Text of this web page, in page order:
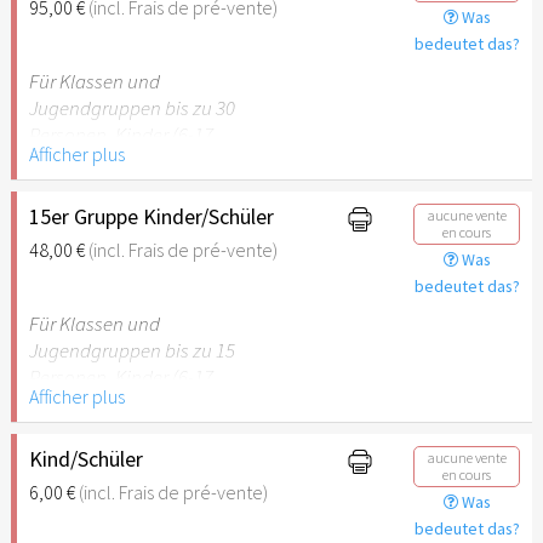
empfehlenswert.
95,00 €(incl. Frais de pré-vente)
Was
bedeutet das?
Für Klassen und
Jugendgruppen bis zu 30
Jahre) oder Schüler mit
Schülerausweis inklusive
erwachsene Begleitperson.
Hinweis: Für Kinder unter 6
Stuttgart nicht
empfehlenswert.
Afficher plus
15er Gruppe Kinder/Schüler
48,00 €(incl. Frais de pré-vente)
aucune vente
en cours
Was
bedeutet das?
Für Klassen und
Jugendgruppen bis zu 15
Jahre) oder Schüler mit
Schülerausweis inklusive
erwachsene Begleitperson.
Hinweis: Für Kinder unter 6
Afficher plus
Kind/Schüler
6,00 €(incl. Frais de pré-vente)
aucune vente
en cours
Was
bedeutet das?